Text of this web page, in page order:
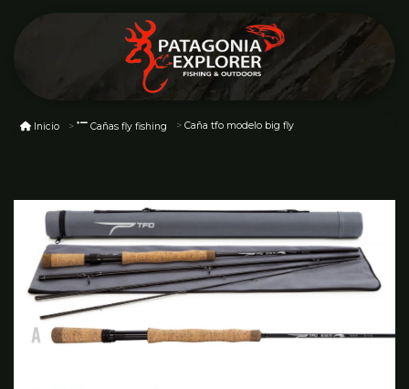
Inicio Cañas fly fishing Caña tfo modelo big fly